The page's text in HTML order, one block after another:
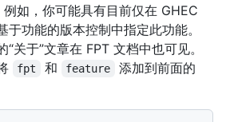
如，你可能具有目前仅在 GHEC
于功能的版本控制中指定此功能。
关于”文章在 FPT 文档中也可见。
fpt 和 feature 添加到前面的